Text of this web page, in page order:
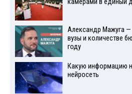
камерами в единый
Александр Мажуга
вузы и количестве
году
Какую информацию
нейросеть